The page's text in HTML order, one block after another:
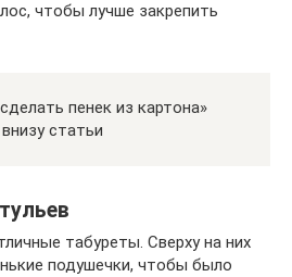
чтобы лучше закрепить
пенек из картона»
статьи
табуреты. Сверху на них
подушечки, чтобы было